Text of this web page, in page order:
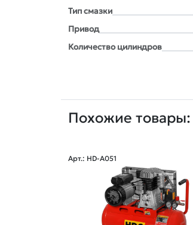
Тип смазки
Привод
Количество цилиндров
Похожие товары:
Арт.: HD-A051